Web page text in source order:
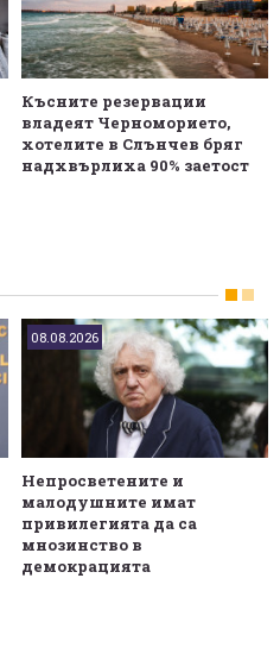
Късните резервации
владеят Черноморието,
хотелите в Слънчев бряг
надхвърлиха 90% заетост
08.08.2026
Непросветените и
малодушните имат
привилегията да са
мнозинство в
демокрацията